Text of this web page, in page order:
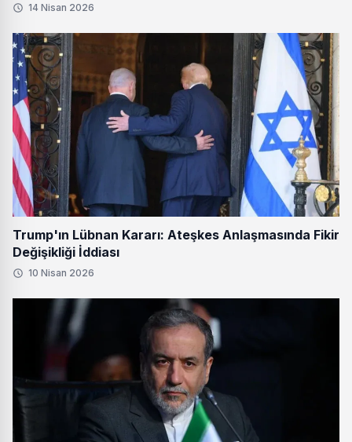
14 Nisan 2026
Trump'ın Lübnan Kararı: Ateşkes Anlaşmasında Fikir
Değişikliği İddiası
10 Nisan 2026